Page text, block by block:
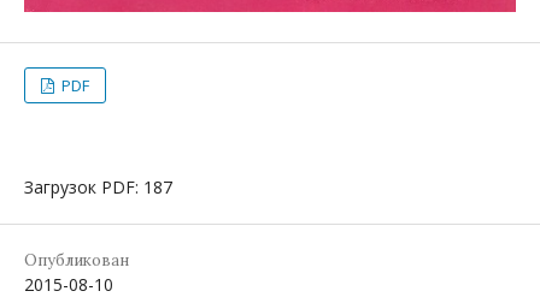
PDF
Загрузок PDF: 187
Опубликован
2015-08-10